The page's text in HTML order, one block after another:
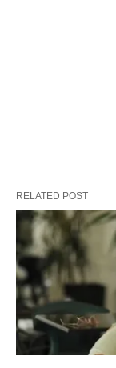
RELATED POST